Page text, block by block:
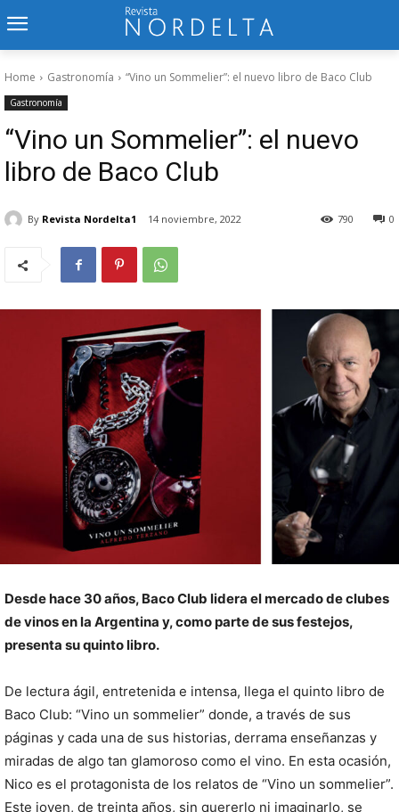
Home Gastronomía “Vino un Sommelier”: el nuevo libro de Baco Club
Gastronomía
“Vino un Sommelier”: el nuevo
libro de Baco Club
By Revista Nordelta1 14 noviembre, 2022 0
790
Desde hace 30 años, Baco Club lidera el mercado de clubes
de vinos en la Argentina y, como parte de sus festejos,
presenta su quinto libro.
De lectura ágil, entretenida e intensa, llega el quinto libro de
Baco Club: “Vino un sommelier” donde, a través de sus
páginas y cada una de sus historias, derrama enseñanzas y
miradas de algo tan glamoroso como el vino. En esta ocasión,
Nico es el protagonista de los relatos de “Vino un sommelier”.
Este joven, de treinta años, sin quererlo ni imaginarlo, se